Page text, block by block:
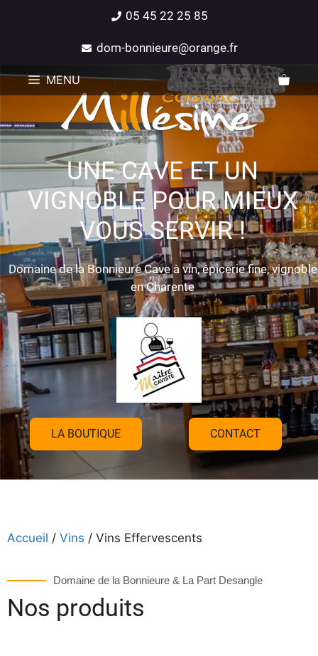
05 45 22 25 85
dom-bonnieure@orange.fr
MENU
UNE CAVE ET UN
VIGNOBLE POUR MIEUX
VOUS SERVIR !
Domaine de la Bonnieure Cave à vin, épicerie fine, vignoble
en Charente
LA BOUTIQUE CONTACT
Accueil / Vins / Vins Effervescents
Domaine de la Bonnieure & La Part Desangle
Nos produits